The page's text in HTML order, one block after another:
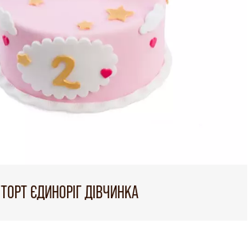
ТОРТ ЄДИНОРІГ ДІВЧИНКА